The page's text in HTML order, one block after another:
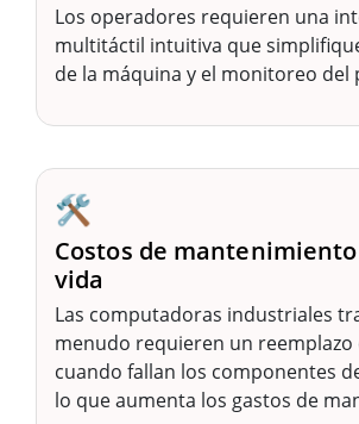
Los operadores requieren una
multitáctil intuitiva que
de la máquina y el monitoreo del
🛠️
Costos de
vida
Las computadoras industriales
menudo requieren un
cuando fallan los componentes
lo que aumenta los gastos de